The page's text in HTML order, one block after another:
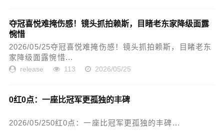
夺冠喜悦难掩伤感！镜头抓拍赖斯，目睹老东家降级面露
惋惜
2026/05/25夺冠喜悦难掩伤感！镜头抓拍赖斯，目睹老东
家降级面露惋惜...
release 113 2026/05/25
0红0点：一座比冠军更孤独的丰碑
2026/05/250红0点：一座比冠军更孤独的丰碑...